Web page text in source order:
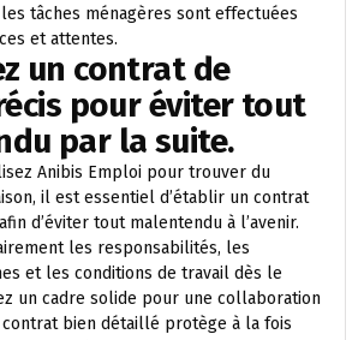
tâches ménagères sont effectuées
et attentes.
un contrat de
pour éviter tout
par la suite.
Anibis Emploi pour trouver du
il est essentiel d’établir un contrat
d’éviter tout malentendu à l’avenir.
les responsabilités, les
et les conditions de travail dès le
un cadre solide pour une collaboration
contrat bien détaillé protège à la fois